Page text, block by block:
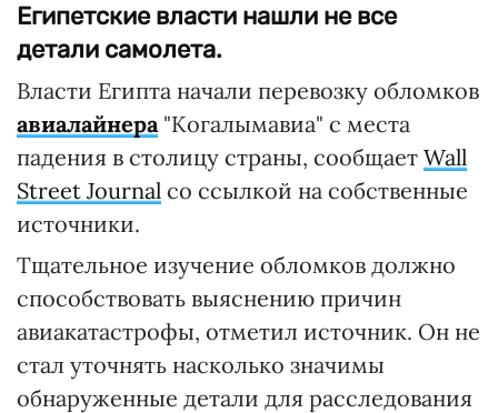
Египетские власти нашли не все
детали самолета.
Власти Египта начали перевозку обломков
авиалайнера"Когалымавиа" с места
падения в столицу страны, сообщает Wall
Street Journal со ссылкой на собственные
источники.
Тщательное изучение обломков должно
способствовать выяснению причин
авиакатастрофы, отметил источник. Он не
стал уточнять насколько значимы
обнаруженные детали для расследования